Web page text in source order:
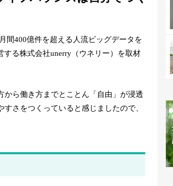
間400億件を超える人流ビッグデータを
る株式会社unerry（ウネリー）を取材
から働き方までとことん「自由」が浸透
さをつくっていると感じましたので、